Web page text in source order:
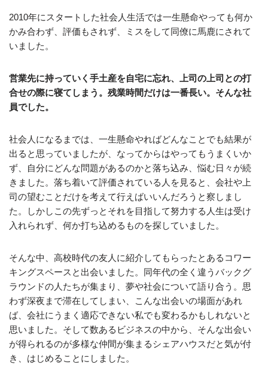
2010年にスタートした社会人生活では一生懸命やっても何か
かみ合わず、評価もされず、ミスをして同僚に馬鹿にされて
いました。
営業先に持っていく手土産を自宅に忘れ、上司の上司との打
合せの際に寝てしまう。残業時間だけは一番長い。そんな社
員でした。
社会人になるまでは、一生懸命やればどんなことでも結果が
出ると思っていましたが、なってからはやってもうまくいか
ず、自分にどんな問題があるのかと落ち込み、悩む日々が続
きました。落ち着いて評価されている人を見ると、会社や上
司の望むことだけを考えて行えばいいんだろうと察しまし
た。しかしこの先ずっとそれを目指して努力する人生は受け
入れられず、何か打ち込めるものを探していました。
そんな中、高校時代の友人に紹介してもらったとあるコワー
キングスペースと出会いました。同年代の全く違うバックグ
ラウンドの人たちが集まり、夢や社会について語り合う。思
わず深夜まで滞在してしまい、こんな出会いの場面があれ
ば、会社にうまく適応できない私でも変わるかもしれないと
思いました。そして数あるビジネスの中から、そんな出会い
が得られるのが多様な仲間が集まるシェアハウスだと気が付
き、はじめることにしました。